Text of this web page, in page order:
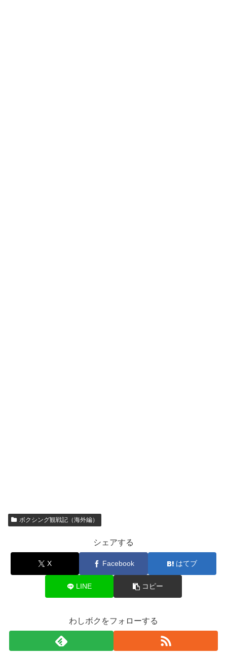
ボクシング観戦記（海外編）
シェアする
X Facebook はてブ
LINE コピー
わしボクをフォローする